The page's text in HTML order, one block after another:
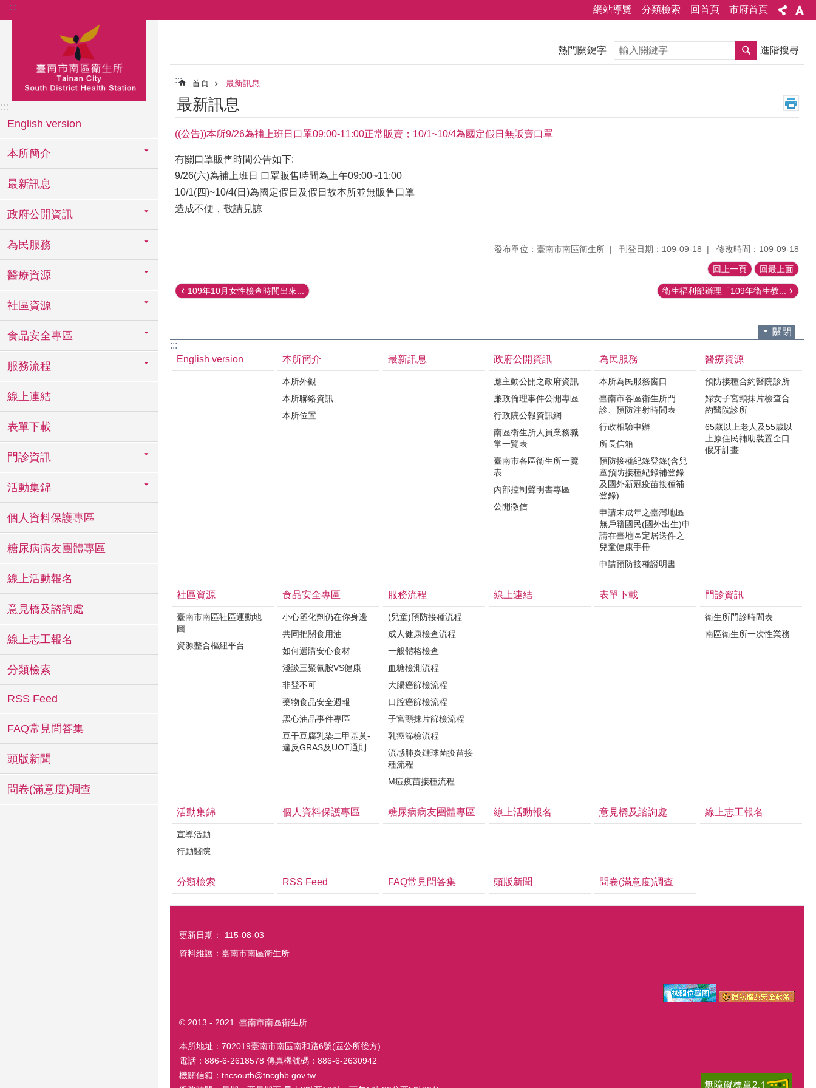
跳到主要內容區塊
::: 網站導覽 分類檢索 回首頁 市府首頁
:::
English version
本所簡介
最新訊息
政府公開資訊
為民服務
醫療資源
社區資源
食品安全專區
服務流程
線上連結
表單下載
門診資訊
活動集錦
個人資料保護專區
糖尿病病友團體專區
線上活動報名
意見橋及諮詢處
線上志工報名
分類檢索
RSS Feed
FAQ常見問答集
頭版新聞
問卷(滿意度)調查
熱門關鍵字 搜尋 進階搜尋
::: 首頁 最新訊息
最新訊息
((公告))本所9/26為補上班日口罩09:00-11:00正常販賣；10/1~10/4為國定假日無販賣口罩
有關口罩販售時間公告如下:
9/26(六)為補上班日 口罩販售時間為上午09:00~11:00
10/1(四)~10/4(日)為國定假日及假日故本所並無販售口罩
造成不便，敬請見諒
發布單位：臺南市南區衛生所 刊登日期：109-09-18 修改時間：109-09-18
回上一頁 回最上面
109年10月女性檢查時間出來... 衛生福利部辦理「109年衛生教...
關閉
:::
English version
本所簡介
本所外觀
本所聯絡資訊
本所位置
最新訊息 政府公開資訊
應主動公開之政府資訊
廉政倫理事件公開專區
行政院公報資訊網
南區衛生所人員業務職
掌一覽表
臺南市各區衛生所一覽
表
內部控制聲明書專區
公開徵信
為民服務
本所為民服務窗口
臺南市各區衛生所門
診、預防注射時間表
行政相驗申辦
所長信箱
預防接種紀錄登錄(含兒
童預防接種紀錄補登錄
及國外新冠疫苗接種補
登錄)
申請未成年之臺灣地區
無戶籍國民(國外出生)申
請在臺地區定居送件之
兒童健康手冊
申請預防接種證明書
醫療資源
預防接種合約醫院診所
婦女子宮頸抹片檢查合
約醫院診所
65歲以上老人及55歲以
上原住民補助裝置全口
假牙計畫
社區資源
臺南市南區社區運動地
圖
資源整合樞紐平台
食品安全專區
小心塑化劑仍在你身邊
共同把關食用油
如何選購安心食材
淺談三聚氰胺VS健康
非登不可
藥物食品安全週報
黑心油品事件專區
豆干豆腐乳染二甲基黃-
違反GRAS及UOT通則
服務流程
(兒童)預防接種流程
成人健康檢查流程
一般體格檢查
血糖檢測流程
大腸癌篩檢流程
口腔癌篩檢流程
子宮頸抹片篩檢流程
乳癌篩檢流程
流感肺炎鏈球菌疫苗接
種流程
M痘疫苗接種流程
線上連結 表單下載 門診資訊
衛生所門診時間表
南區衛生所一次性業務
活動集錦
宣導活動
行動醫院
個人資料保護專區 糖尿病病友團體專區 線上活動報名 意見橋及諮詢處 線上志工報名
分類檢索 RSS Feed FAQ常見問答集 頭版新聞 問卷(滿意度)調查
更新日期：
115-08-03
資料維護：臺南市南區衛生所
© 2013 - 2021 臺南市南區衛生所
本所地址：702019臺南市南區南和路6號(區公所後方)
電話：886-6-2618578 傳真機號碼：886-6-2630942
機關信箱：tncsouth@tncghb.gov.tw